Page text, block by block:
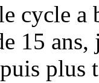
cycle a
15
plus